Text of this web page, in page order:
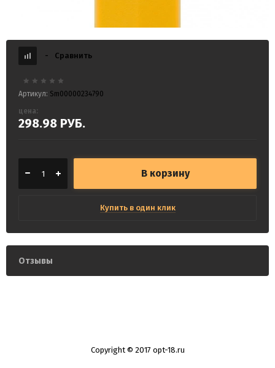
- Сравнить
Артикул: Sm00000234790
цена:
298.98 РУБ.
В корзину
Купить в один клик
Отзывы
Copyright © 2017 opt-18.ru